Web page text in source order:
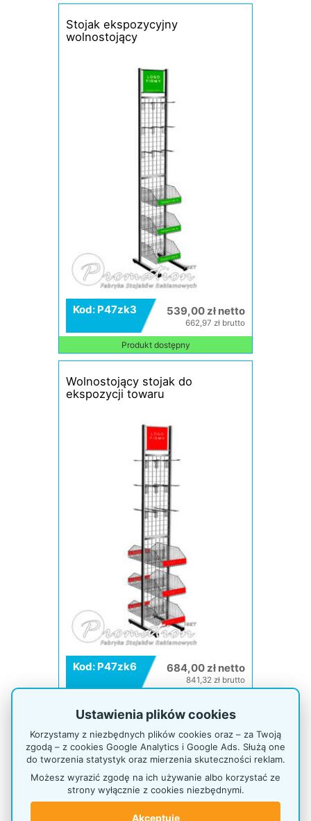
Stojak ekspozycyjny
wolnostojący
Kod: P47zk3 539,00 zł netto
662,97 zł brutto
Produkt dostępny
Wolnostojący stojak do
ekspozycji towaru
Kod: P47zk6 684,00 zł netto
841,32 zł brutto
Stand z hakami i koszami
Ustawienia plików cookies
Korzystamy z niezbędnych plików cookies oraz – za Twoją
zgodą – z cookies Google Analytics i Google Ads. Służą one
do tworzenia statystyk oraz mierzenia skuteczności reklam.
Możesz wyrazić zgodę na ich używanie albo korzystać ze
strony wyłącznie z cookies niezbędnymi.
Akceptuję